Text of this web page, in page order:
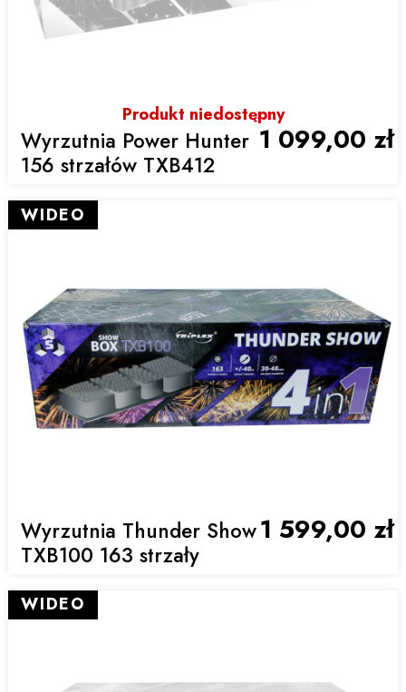
Produkt niedostępny
Wyrzutnia Power Hunter
156 strzałów TXB412
1 099,00 zł
Wyrzutnia Thunder Show
TXB100 163 strzały
1 599,00 zł
WIDEO
WIDEO